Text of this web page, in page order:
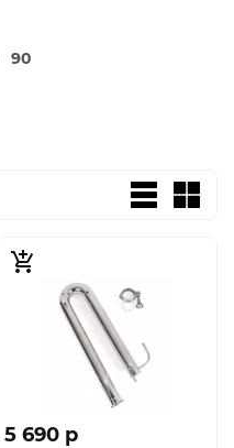
90
5 690 p